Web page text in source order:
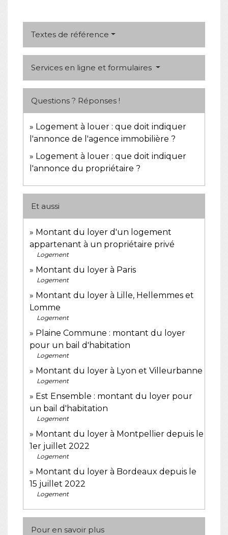
Textes de référence
Services en ligne et formulaires
Questions ? Réponses !
Logement à louer : que doit indiquer
l'annonce de l'agence immobilière ?
Logement à louer : que doit indiquer
l'annonce du propriétaire ?
Et aussi
Montant du loyer d'un logement
appartenant à un propriétaire privé
Logement
Montant du loyer à Paris
Logement
Montant du loyer à Lille, Hellemmes et
Lomme
Logement
Plaine Commune : montant du loyer
pour un bail d'habitation
Logement
Montant du loyer à Lyon et Villeurbanne
Logement
Est Ensemble : montant du loyer pour
un bail d'habitation
Logement
Montant du loyer à Montpellier depuis le
1er juillet 2022
Logement
Montant du loyer à Bordeaux depuis le
15 juillet 2022
Logement
Pour en savoir plus